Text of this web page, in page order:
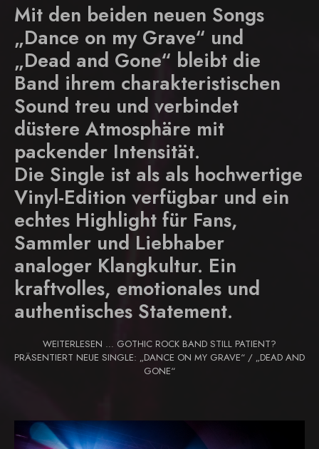
Mit den beiden neuen Songs
„Dance on my Grave“ und
„Dead and Gone“ bleibt die
Band ihrem charakteristischen
Sound treu und verbindet
düstere Atmosphäre mit
packender Intensität.
Die Single ist als als hochwertige
Vinyl-Edition verfügbar und ein
echtes Highlight für Fans,
Sammler und Liebhaber
analoger Klangkultur. Ein
kraftvolles, emotionales und
authentisches Statement.
WEITERLESEN … GOTHIC ROCK BAND STILL PATIENT?
PRÄSENTIERT NEUE SINGLE: „DANCE ON MY GRAVE“ / „DEAD AND
GONE“